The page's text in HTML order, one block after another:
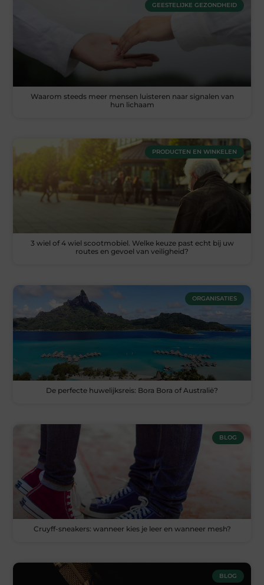
GEESTELIJKE GEZONDHEID
Waarom steeds meer mensen luisteren naar signalen van
hun lichaam
PRODUCTEN EN WINKELEN
3 wiel of 4 wiel scootmobiel. Welke keuze past echt bij uw
routes en gevoel van veiligheid?
ORGANISATIES
De perfecte huwelijksreis: Bora Bora of Australië?
BLOG
Cruyff-sneakers: wanneer kies je leer en wanneer mesh?
BLOG